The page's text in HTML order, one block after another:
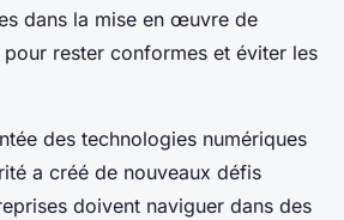
dans la mise en œuvre de
rester conformes et éviter les
des technologies numériques
a créé de nouveaux défis
doivent naviguer dans des